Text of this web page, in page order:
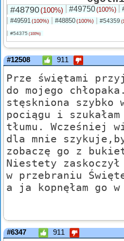
#48790(100%) #49750(100%)
#49591(100%) #48850(100%) #54359
#54375 (100%)
#12508 911
Prze świętami
do mojego
stęskniona szybko
pociągu i szukałam
tłumu. Wcześniej
dla mnie
zobaczę go z
Niestety
w przebraniu
a ja kopnęłam go w
#6347 911